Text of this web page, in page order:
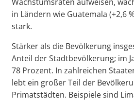
in Ländern wie Guatemala (+2,6
stark.
Stärker als die Bevölkerung
Anteil der Stadtbevölkerung; im
78 Prozent. In zahlreichen
lebt ein großer Teil der
Primatstädten. Beispiele sind